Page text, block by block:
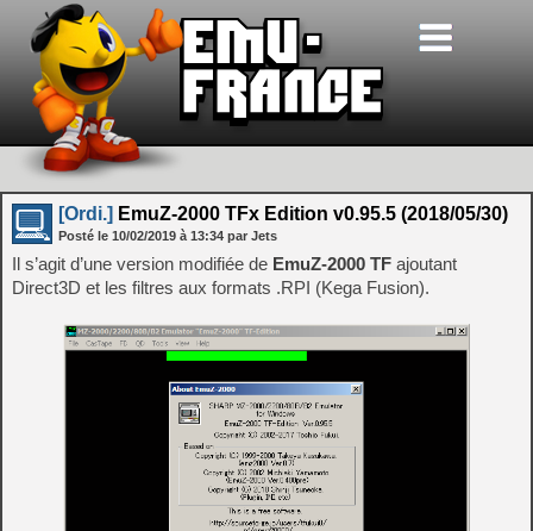
[Ordi.] EmuZ-2000 TFx Edition v0.95.5 (2018/05/30)
Posté le 10/02/2019 à 13:34 par Jets
Il s’agit d’une version modifiée de EmuZ-2000 TF ajoutant
Direct3D et les filtres aux formats .RPI (Kega Fusion).